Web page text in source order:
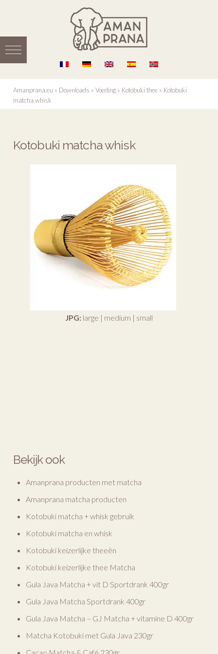
Amanprana.eu » Downloads » Voeding» Kotobuki thee» Kotobuki
matcha whisk
Kotobuki matcha whisk
JPG: large | medium | small
Bekijk ook
Amanprana producten met matcha
Amanprana matcha producten
Kotobuki matcha + whisk gebruik
Kotobuki matcha en whisk
Kotobuki keizerlijke theeën
Kotobuki keizerlijke thee Matcha
Gula Java Matcha + vit D Sportdrank 400gr
Gula Java Matcha Sportdrank 400gr
Gula Java Matcha – GJ Matcha + vitamine D 400gr
Matcha Kotobuki met Gula Java 230gr
Cacao Matcha & Café 230gr